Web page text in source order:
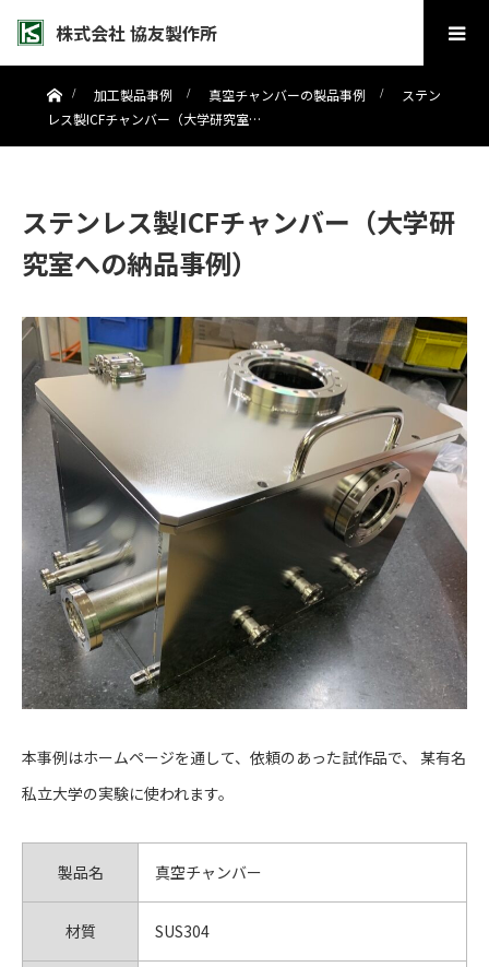
株式会社 協友製作所
ホーム加工製品事例 真空チャンバーの製品事例
ステン
レス製ICFチャンバー（大学研究室…
ステンレス製ICFチャンバー（大学研
究室への納品事例）
本事例はホームページを通して、依頼のあった試作品で、 某有名
私⽴⼤学の実験に使われます。
製品名 真空チャンバー
材質 SUS304